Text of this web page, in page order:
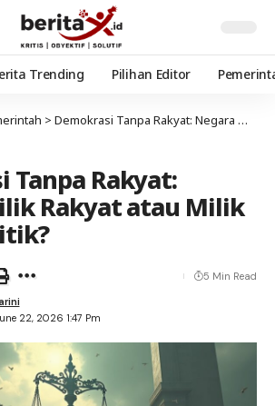
Trending Pilihan Editor
> Demokrasi Tanpa Rakyat: Negara Milik Rakyat atau Milik Partai Politik?
Tanpa Rakyat:
Rakyat atau Milik
22, 2026 1:47 Pm
5 Min Read